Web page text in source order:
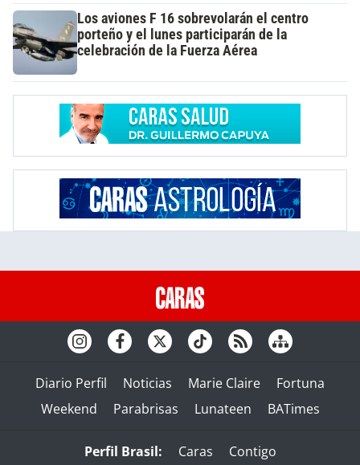
Los aviones F 16 sobrevolarán el centro
porteño y el lunes participarán de la
celebración de la Fuerza Aérea
Diario Perfil Noticias Marie Claire
Fortuna
Weekend
Parabrisas Lunateen BATimes
Perfil Brasil: Caras Contigo